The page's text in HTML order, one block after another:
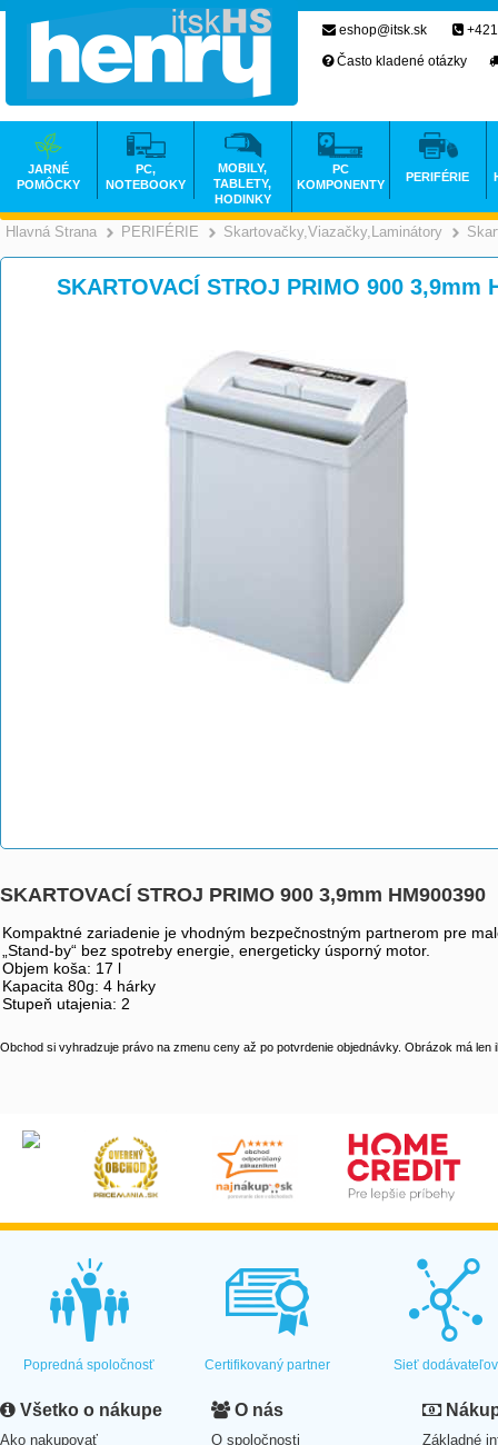
Hlavná Strana >
PERIFÉRIE >
Skartovačky,Viazačky,Laminátory
SKARTOVACÍ STROJ PRIMO 900 3,9mm
SKARTOVACÍ STROJ PRIMO 900 3,9mm HM900390
Kompaktné zariadenie je vhodným bezpečnostným partnerom pre
„Stand-by“ bez spotreby energie, energeticky úsporný motor.
Objem koša: 17 l
Kapacita 80g: 4 hárky
Stupeň utajenia: 2
Obchod si vyhradzuje právo na zmenu ceny až po potvrdenie objednávky. Obrázok má len
eshop@itsk.sk
Často kladené otázky
JARNÉ
POMÔCKY
PC,
NOTEBOOKY
MOBILY,
TABLETY,
HODINKY
PC
KOMPONENTY
PERIFÉRIE
Popredná spoločnosť Certifikovaný partner Sieť dodávateľov
Všetko o nákupe
Ako nakupovať
O nás
O spoločnosti
Základné